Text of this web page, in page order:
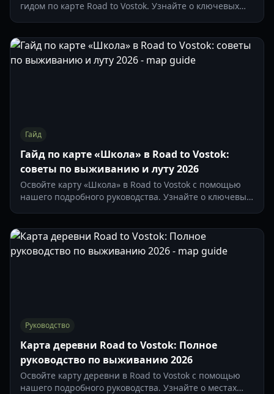
гидом по карте Road to Vostok. Узнайте о ключевых
Гайд
Гайд по карте «Школа» в Road to Vostok:
советы по выживанию и луту 2026
Освойте карту «Школа» в Road to Vostok с помощью
нашего подробного руководства. Узнайте о ключевых
Руководство
Карта деревни Road to Vostok: Полное
руководство по выживанию 2026
Освойте карту деревни в Road to Vostok с помощью
нашего подробного руководства. Узнайте о местах